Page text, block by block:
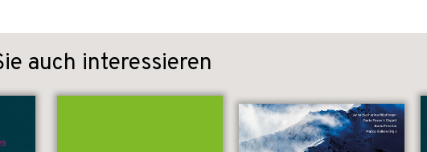
auch interessieren